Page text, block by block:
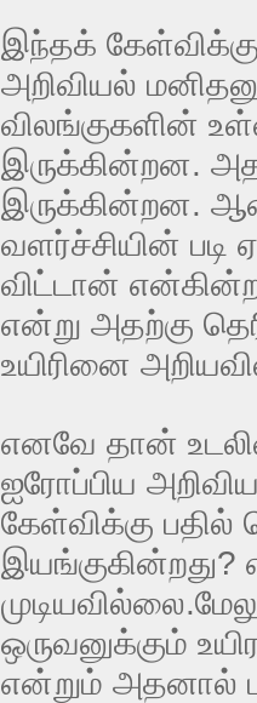
இந்தக்
அறிவியல்
விலங்குகளின்
இருக்கின்றன.
இருக்கின்றன.
வளர்ச்சியின் படி
விட்டான்
என்று அதற்கு
உயிரினை
எனவே தான்
ஐரோப்பிய
கேள்விக்கு
ஒருவனுக்கும்
என்றும் அதனால்